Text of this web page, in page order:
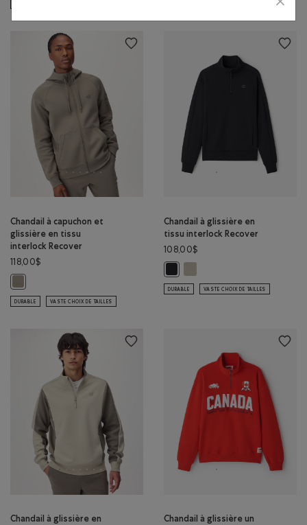
Chandail à capuchon et
glissière en tissu
interlock Recover
118,00$
DURABLE VASTE CHOIX DE TAILLES
Chandail à glissière en
tissu interlock Recover
108,00$
DURABLE VASTE CHOIX DE TAILLES
Chandail à glissière en
Chandail à glissière un